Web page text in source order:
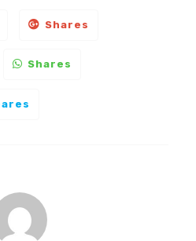
Shares
Shares